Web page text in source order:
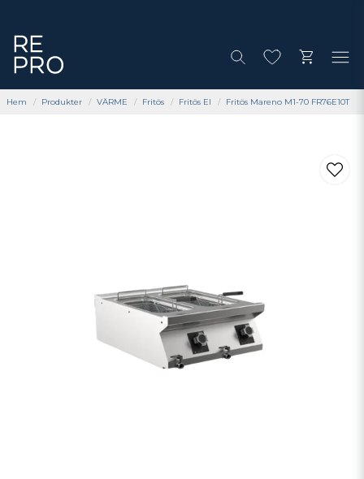
Hem Produkter VÄRME Fritös Fritös El Fritös Mareno M1-70 FR76E10T